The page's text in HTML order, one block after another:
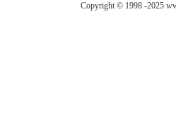
Copyright © 1998 -2025